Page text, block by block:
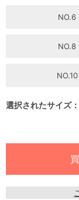
NO.6
NO.8
NO.10
選択されたサイズ